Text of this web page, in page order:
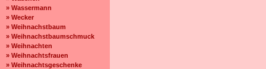
» Wassermann
» Wecker
» Weihnachstbaum
» Weihnachstbaumschmuck
» Weihnachten
» Weihnachtsfrauen
» Weihnachtsgeschenke